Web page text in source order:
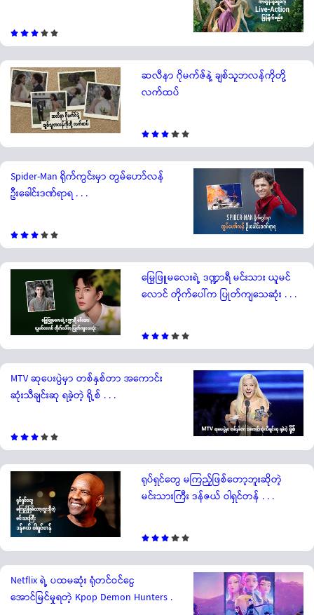
ဆလီနာ ဂိုမက်ဇ်နဲ့ ချစ်သူဘလန်ကိုတို့
လက်ထပ်
Spider-Man ရိုက်ကွင်းမှာ တွမ်ဟော်လန်
ဦးခေါင်းဒဏ်ရာရ . . .
မြွေဖြူမလေးရဲ့ ဒဏ္ဍာရီ မင်းသား ယူမင်
လောင် တိုက်ပေါ်က ပြုတ်ကျသေဆုံး . . .
MTV ဆုပေးပွဲမှာ တစ်နှစ်တာ အကောင်း
ဆုံးသီချင်းဆု ရခဲ့တဲ့ ရို့စ် . . .
ရုပ်ရှင်တွေ မကြည့်ဖြစ်တော့ဘူးဆိုတဲ့
မင်းသားကြီး ဒန်ဇယ် ဝါရှင်တန် . . .
Netflix ရဲ့ ပထမဆုံး ရုံတင်ဝင်ငွေ
အောင်မြင်မှုရတဲ့ Kpop Demon Hunters .